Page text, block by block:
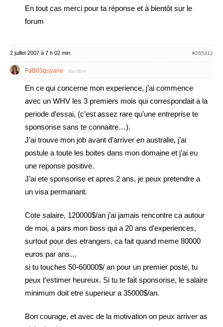
En tout cas merci pour ta réponse et à bientôt sur le
forum
2 juillet 2007 à 7 h 02 min #265312
FaB03guyane Membre
En ce qui concerne mon experience, j’ai commence
avec un WHV les 3 premiers mois qui correspondait a la
periode d’essai, (c’est assez rare qu’une entreprise te
sponsorise sans te connaitre…).
J’ai trouve mon job avant d’arriver en australie, j’ai
postule a toute les boites dans mon domaine et j’ai eu
une reponse positive.
J’ai ete sponsorise et apres 2 ans, je peux pretendre a
un visa permanant.
Cote salaire, 120000$/an j’ai jamais rencontre ca autour
de moi, a pars mon boss qui a 20 ans d’experiences,
surtout pour des etrangers, ca fait quand meme 80000
euros par ans…
si tu touches 50-60000$/ an pour un premier poste, tu
peux t’estimer heureux. Si tu te fait sponsorise, le salaire
minimum doit etre superieur a 35000$/an.
Bon courage, et avec de la motivation on peux arriver as